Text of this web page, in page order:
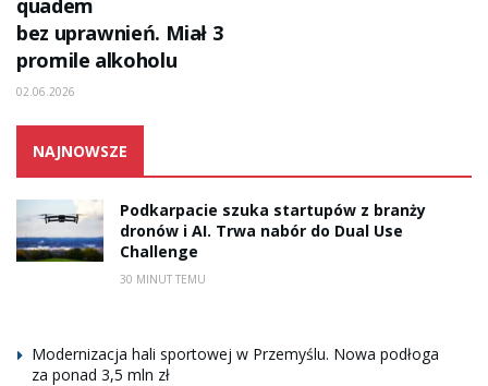
bez uprawnień. Miał 3
promile alkoholu
02.06.2026
NAJNOWSZE
Podkarpacie szuka startupów z branży
dronów i AI. Trwa nabór do Dual Use
Challenge
30 MINUT TEMU
Modernizacja hali sportowej w Przemyślu. Nowa podłoga
za ponad 3,5 mln zł